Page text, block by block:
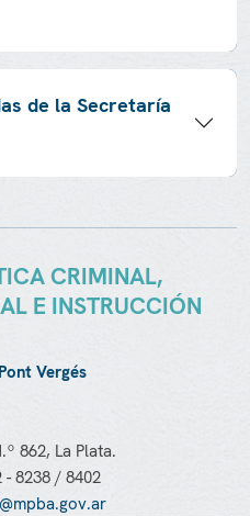
de la Secretaría
CRIMINAL,
E INSTRUCCIÓN
Vergés
862, La Plata.
- 8238 / 8402